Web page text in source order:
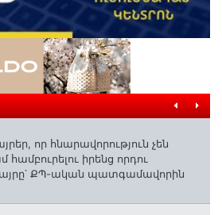
որ հնարավորություն չեն
համբուրելու իրենց որդու
ՔՊ-ական պատգամավորին